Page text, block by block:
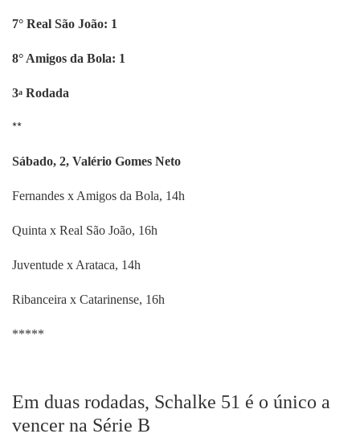
7° Real São João: 1
8° Amigos da Bola: 1
3a Rodada
**
Sábado, 2, Valério Gomes Neto
Fernandes x Amigos da Bola, 14h
Quinta x Real São João, 16h
Juventude x Arataca, 14h
Ribanceira x Catarinense, 16h
*****
Em duas rodadas, Schalke 51 é o único a
vencer na Série B